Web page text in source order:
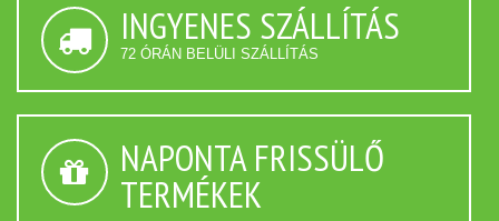
INGYENES SZÁLLÍTÁS
72 ÓRÁN BELÜLI SZÁLLÍTÁS
NAPONTA FRISSÜLŐ
TERMÉKEK